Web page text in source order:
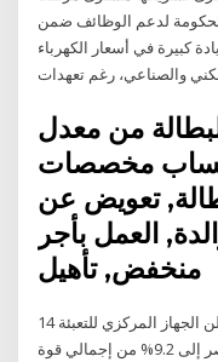
لدعم الوظائف ضمن
كبيرة في أسعار الكهرباء
والصناعي، رغم تعهدات
من معدل
مخصصات
تعويض عن
العمل بأجر
14 أيار (مايو) 2020 كتبت- ياسمين سليم: أعلن الجهاز المركزي للتعبئة
العامة والإحصاء، ارتفاع معدل البطالة في مصر إلى 9.2% من إجمالي قوة